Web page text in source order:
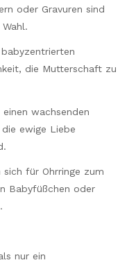
oder Gravuren sind
die Mutterschaft zu
wachsenden
ewige Liebe
sich für Ohrringe zum
Babyfüßchen oder
nur ein